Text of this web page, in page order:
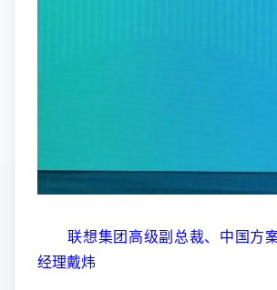
联想集团高级副总裁、中国方
经理戴炜